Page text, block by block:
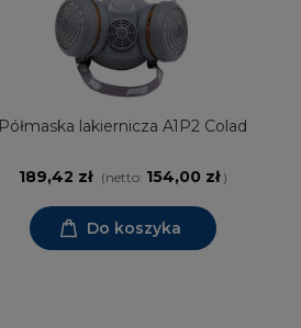
Półmaska lakiernicza A1P2 Colad
189,42 zł (netto: 154,00 zł)
Do koszyka